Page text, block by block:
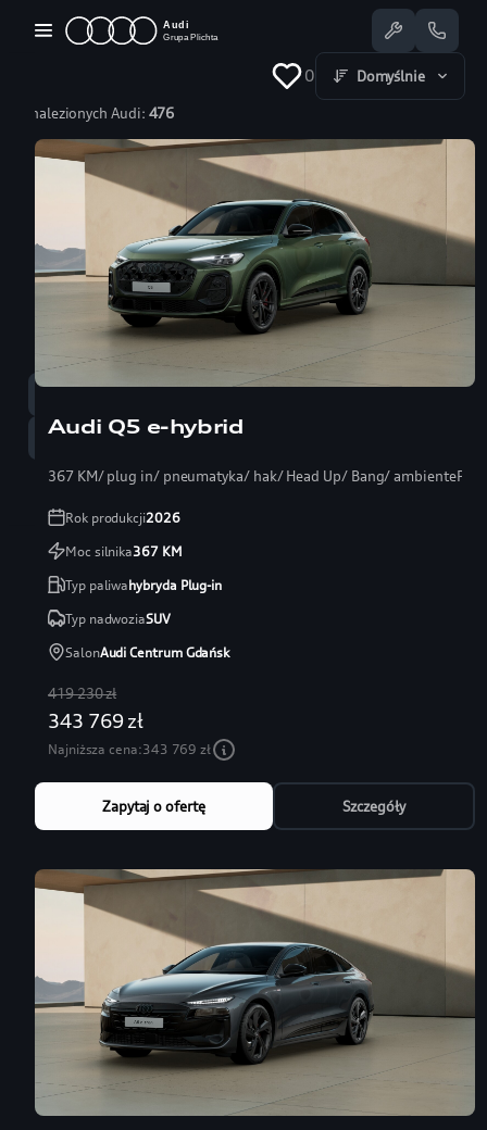
Przejdź
Dostępne Audi
Oferty specjalne
Nasze salony
Jazda testowa
Serwis
Sprzedaż
0 Domyślnie
Znalezionych Audi: 476
Audi Q5 e-hybrid
367 KM/ plug in/ pneumatyka/ hak/ Head Up/ Bang/ ambientePRO
Rok produkcji2026
Moc silnika367KM
Typ paliwahybryda Plug-in
Typ nadwoziaSUV
SalonAudi Centrum Gdańsk
419 230 zł
343 769 zł
Najniższa cena:343 769 zł
Zapytaj o ofertę Szczegóły